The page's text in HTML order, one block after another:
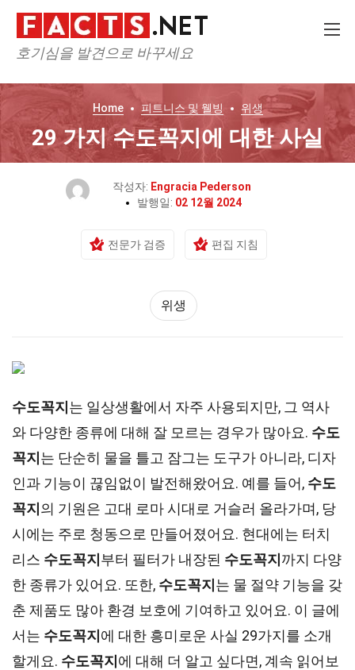
호기심을 발견으로 바꾸세요
Home 피트니스 및 웰빙 위생
29 가지 수도꼭지에 대한 사실
작성자: Engracia Pederson
발행일: 02 12월 2024
전문가 검증 편집 지침
위생
수도꼭지 는 일상생활에서 자주 사용되지만, 그 역사
와 다양한 종류에 대해 잘 모르는 경우가 많아요. 수도
꼭지 는 단순히 물을 틀고 잠그는 도구가 아니라, 디자
인과 기능이 끊임없이 발전해왔어요. 예를 들어, 수도
꼭지 의 기원은 고대 로마 시대로 거슬러 올라가며, 당
시에는 주로 청동으로 만들어졌어요. 현대에는 터치
리스 수도꼭지 부터 필터가 내장된 수도꼭지 까지 다양
한 종류가 있어요. 또한, 수도꼭지 는 물 절약 기능을 갖
춘 제품도 많아 환경 보호에 기여하고 있어요. 이 글에
서는 수도꼭지 에 대한 흥미로운 사실 29가지를 소개
할게요. 수도꼭지 에 대해 더 알고 싶다면, 계속 읽어보